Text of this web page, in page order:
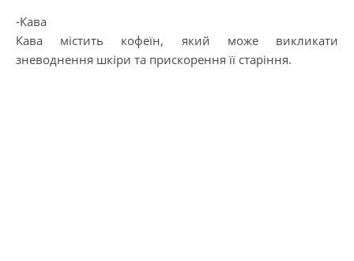
-Кава
Кава містить кофеїн, який може викликати
зневоднення шкіри та прискорення її старіння.